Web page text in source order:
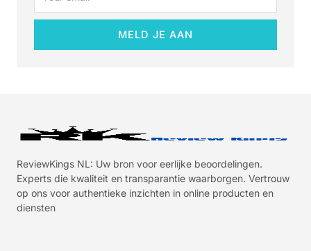
MELD JE AAN
ReviewKings NL: Uw bron voor eerlijke beoordelingen.
Experts die kwaliteit en transparantie waarborgen. Vertrouw
op ons voor authentieke inzichten in online producten en
diensten